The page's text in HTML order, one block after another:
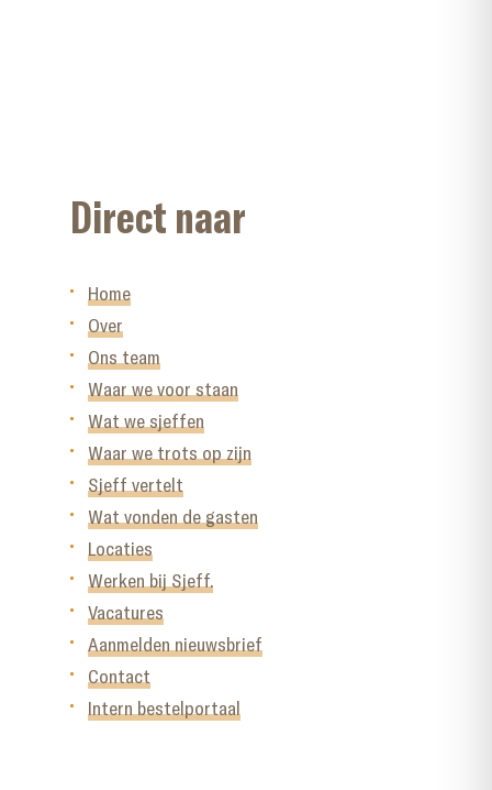
Direct naar
Home
Over
Ons team
Waar we voor staan
Wat we sjeffen
Waar we trots op zijn
Sjeff vertelt
Wat vonden de gasten
Locaties
Werken bij Sjeff.
Vacatures
Aanmelden nieuwsbrief
Contact
Intern bestelportaal